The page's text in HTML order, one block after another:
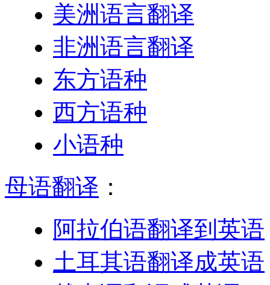
美洲语言翻译
非洲语言翻译
东方语种
西方语种
小语种
母语翻译 ：
阿拉伯语翻译到英语
土耳其语翻译成英语